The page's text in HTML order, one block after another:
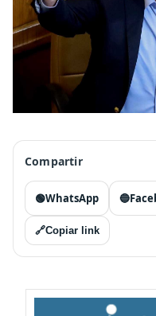
Compartir
🟢WhatsApp 🔵
🔗Copiar link